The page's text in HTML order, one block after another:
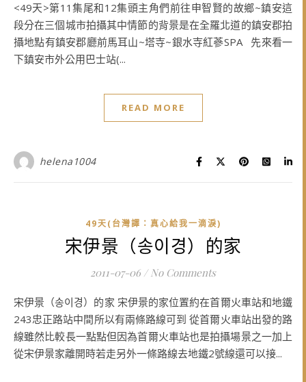
<49天>第11集尾和12集頭主角們前往申智賢的故鄉~鎮安這
段分在三個城市拍攝其中情節的背景是在全羅北道的鎮安郡拍
攝地點有鎮安郡廳前馬耳山~塔寺~銀水寺紅蔘SPA 先來看一
下鎮安市外公用巴士站(...
READ MORE
helena1004
49天(台灣譯：真心給我一滴淚)
宋伊景（송이경）的家
2011-07-06 / No Comments
宋伊景（송이경）的家 宋伊景的家位置約在首爾火車站和地鐵
243忠正路站中間所以有兩條路線可到 從首爾火車站出發的路
線雖然比較長一點點但因為首爾火車站也是拍攝場景之一加上
從宋伊景家離開時若走另外一條路線去地鐵2號線還可以接...